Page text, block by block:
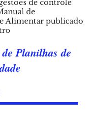
de controle
de
Alimentar publicado
Planilhas de